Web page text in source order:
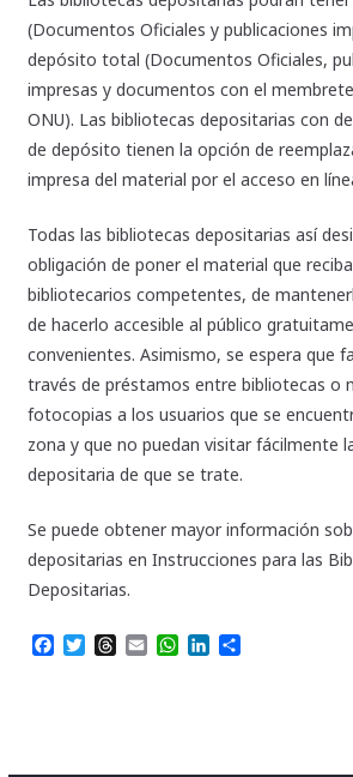
(Documentos Oficiales y publicaciones
depósito total (Documentos Oficiales,
impresas y documentos con el
ONU). Las bibliotecas depositarias con
de depósito tienen la opción de
impresa del material por el acceso en
Todas las bibliotecas depositarias así
obligación de poner el material que
bibliotecarios competentes, de
de hacerlo accesible al público
convenientes. Asimismo, se espera que
través de préstamos entre bibliotecas o
fotocopias a los usuarios que se
zona y que no puedan visitar fácilmente
depositaria de que se trate.
Se puede obtener mayor información
depositarias en Instrucciones para las
Depositarias.
F
T
T
E
W L
C